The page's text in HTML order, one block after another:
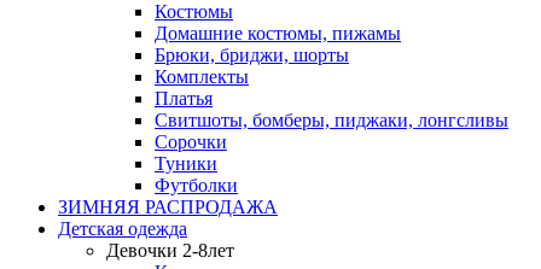
Костюмы
Домашние костюмы, пижамы
Брюки, бриджи, шорты
Комплекты
Платья
Свитшоты, бомберы, пиджаки, лонгсливы
Сорочки
Туники
Футболки
ЗИМНЯЯ РАСПРОДАЖА
Детская одежда
Девочки 2-8лет